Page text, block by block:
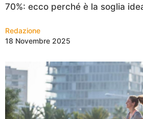
70%: ecco perché è la soglia
Redazione
18 Novembre 2025